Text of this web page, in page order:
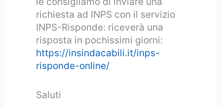
richiesta ad INPS con il servizio
INPS-Risponde: riceverà una
risposta in pochissimi giorni:
https://insindacabili.it/inps-
risponde-online/
Saluti